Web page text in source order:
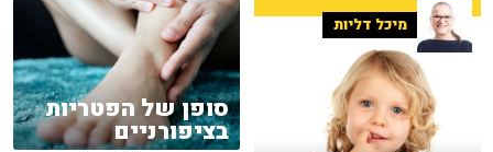
סופן של הפטריות
בציפורניים
מיכל דליות